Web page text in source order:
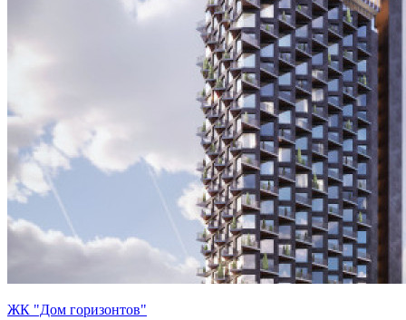
ЖК "Дом горизонтов"